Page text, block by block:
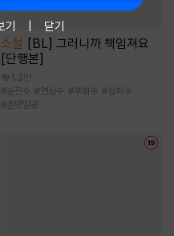
소설
[BL] 그러니까 책임져요
[단행본]
1.3만
#순진수 #연상수 #후회수 #상처수
#존댓말공
닫기